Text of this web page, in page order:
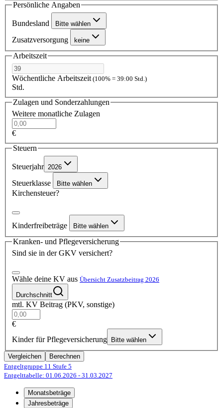
Persönliche Angaben
Bundesland Bitte wählen
Zusatzversorgung keine
Arbeitszeit
Wöchentliche Arbeitszeit (100% = 39:00 Std.)
Std.
Zulagen und Sonderzahlungen
Weitere monatliche Zulagen
€
Steuern
Steuerjahr 2026
Steuerklasse Bitte wählen
Kirchensteuer?
Kinderfreibeträge Bitte wählen
Kranken- und Pflegeversicherung
Sind sie in der GKV versichert?
Wähle deine KV aus Übersicht Zusatzbeitrag 2026
Durchschnitt
mtl. KV Beitrag (PKV, sonstige)
€
Kinder für Pflegeversicherung
Bitte wählen
Vergleichen
Berechnen
Entgeltgruppe 11 Stufe 5
Entgelttabelle: 01.06.2026 - 31.03.2027
Monatsbeträge
Jahresbeträge